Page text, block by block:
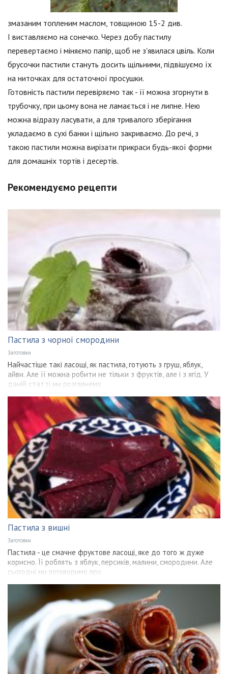
змазаним топленим маслом, товщиною 15-2 див.
І виставляємо на сонечко. Через добу пастилу
перевертаємо і міняємо папір, щоб не з'явилася цвіль. Коли
брусочки пастили стануть досить щільними, підвішуємо їх
на ниточках для остаточної просушки.
Готовність пастили перевіряємо так - її можна згорнути в
трубочку, при цьому вона не ламається і не липне. Нею
можна відразу ласувати, а для тривалого зберігання
укладаємо в сухі банки і щільно закриваємо. До речі, з
такою пастили можна вирізати прикраси будь-якої форми
для домашніх тортів і десертів.
Рекомендуємо рецепти
Пастила з чорної смородини
Заготовки
Найчастіше такі ласощі, як пастила, готують з груш, яблук,
айви. Але її можна робити не тільки з фруктів, але і з ягід. У
даній статті ми розглянемо
Пастила з вишні
Заготовки
Пастила - це смачне фруктове ласощі, яке до того ж дуже
корисно. Її роблять з яблук, персиків, малини, смородини. Але
сьогодні ми поговоримо про